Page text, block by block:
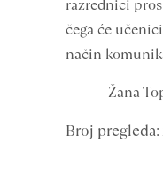
razrednici
čega će
način
Žana
Broj pregleda: